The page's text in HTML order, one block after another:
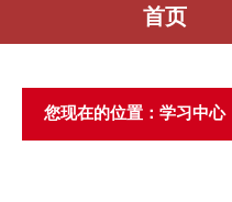
首页
您现在的位置：学习中心